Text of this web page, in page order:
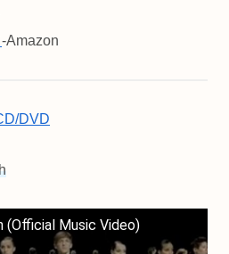
-Amazon
DVD
(Official Music Video)